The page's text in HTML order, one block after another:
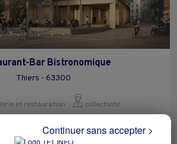
Bar Bistronomique
Thiers - 63300
et restauration collectivite
Continuer sans accepter >